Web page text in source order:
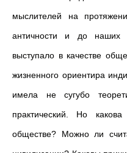
мыслителей на
античности и до наших
выступало в качестве
жизненного ориентира
имела не сугубо
практический. Но
обществе? Можно ли